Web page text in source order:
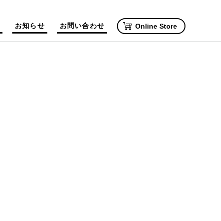
お知らせ お問い合わせ Online Store